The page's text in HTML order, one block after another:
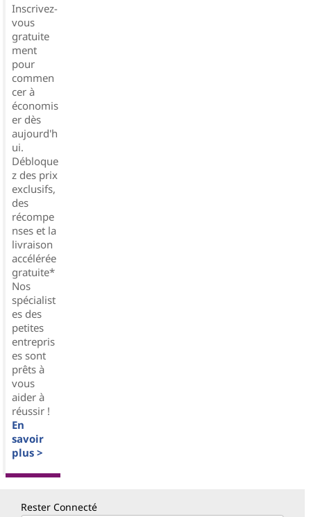
Inscrivez-
vous
gratuite
ment
pour
commen
cer à
économis
er dès
aujourd'h
ui.
Débloque
z des prix
exclusifs,
des
récompe
nses et la
livraison
accélérée
gratuite*
Nos
spécialist
es des
petites
entrepris
es sont
prêts à
vous
aider à
réussir !
En
savoir
plus >
Rester Connecté